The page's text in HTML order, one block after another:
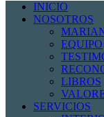
INICIO
NOSOTROS
EQUIPO
LIBROS
SERVICIOS